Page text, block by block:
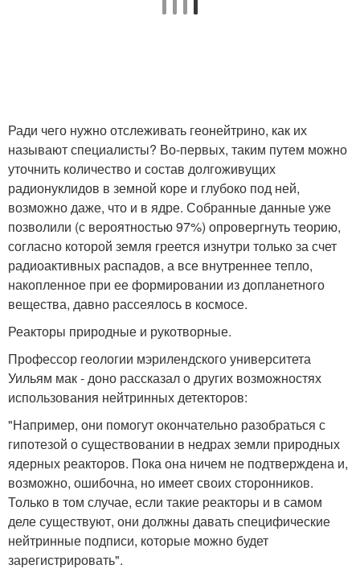
Ради чего нужно отслеживать геонейтрино, как их
называют специалисты? Во-первых, таким путем можно
уточнить количество и состав долгоживущих
радионуклидов в земной коре и глубоко под ней,
возможно даже, что и в ядре. Собранные данные уже
позволили (с вероятностью 97%) опровергнуть теорию,
согласно которой земля греется изнутри только за счет
радиоактивных распадов, а все внутреннее тепло,
накопленное при ее формировании из допланетного
вещества, давно рассеялось в космосе.
Реакторы природные и рукотворные.
Профессор геологии мэрилендского университета
Уильям мак - доно рассказал о других возможностях
использования нейтринных детекторов:
"Например, они помогут окончательно разобраться с
гипотезой о существовании в недрах земли природных
ядерных реакторов. Пока она ничем не подтверждена и,
возможно, ошибочна, но имеет своих сторонников.
Только в том случае, если такие реакторы и в самом
деле существуют, они должны давать специфические
нейтринные подписи, которые можно будет
зарегистрировать".